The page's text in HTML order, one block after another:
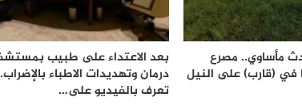
مأساوي.. مصرع
في (قارب) على النيل
بعد الاعتداء على طبيب
درمان وتهديدات الاطباء
تعرف بالفيديو على…